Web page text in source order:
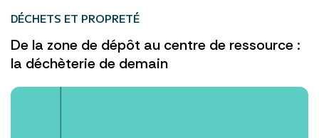
DÉCHETS ET PROPRETÉ
De la zone de dépôt au centre de ressource :
la déchèterie de demain